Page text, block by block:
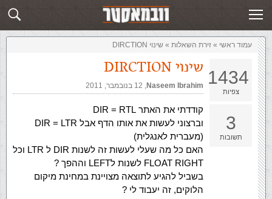
שלח תשובה זירת השאלות
עמוד ראשי » ‏זירת השאלות‏ » שינוי DIRCTION
1434
צפיות
3
תשובות
שינוי DIRCTION
Naseem Ibrahim
,‏ 12 בנובמבר, 2011
קודדתי את האתר DIR = RTL
וברצוני לעשות את אותו הדף אבל DIR = LTR
(מעברית לאנגלית)
האם כל מה שעלי לעשות זה לשנות DIR ל LTR וכל
FLOAT RIGHT לשנות לLEFT וההפך ?
בשביל להגיע לתוצאה מצויינת במחינת מיקום
הלוקים, זה יעבוד לי ?